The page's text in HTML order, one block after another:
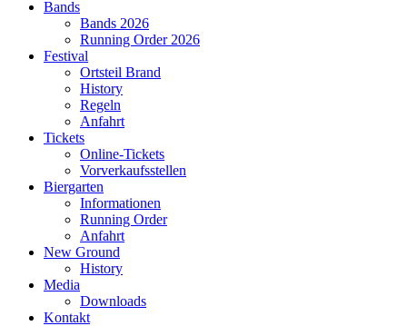
Bands
Bands 2026
Running Order 2026
Festival
Ortsteil Brand
History
Regeln
Anfahrt
Tickets
Online-Tickets
Vorverkaufsstellen
Biergarten
Informationen
Running Order
Anfahrt
New Ground
History
Media
Downloads
Kontakt